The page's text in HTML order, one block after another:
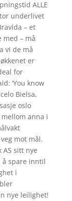
ALLE
underlivet
– et
med – må
vi de må
er
for
‘You know
Bielsa,
oslo
anna i
mot mål.
AS sitt nye
å spare inntil
i
nye leilighet!